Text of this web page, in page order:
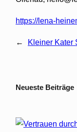
https://lena-
← Kleiner Kater
Neueste Beiträge